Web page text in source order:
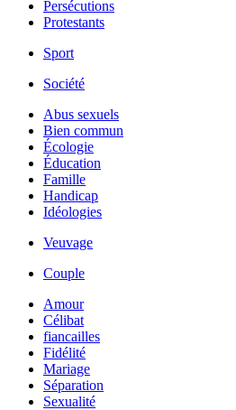
Persécutions
Protestants
Sport
Société
Abus sexuels
Bien commun
Écologie
Éducation
Famille
Handicap
Idéologies
Veuvage
Couple
Amour
Célibat
fiancailles
Fidélité
Mariage
Séparation
Sexualité